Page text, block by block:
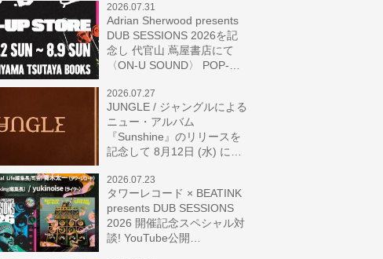
2026.07.31
Adrian Sherwood presents
DUB SESSIONS 2026を記
念し 代官山 蔦屋書店にて
〈ON-U SOUND〉 POP-…
2026.07.27
JUNGLE / ジャングルによる
ニュー・アルバム
『Sunshine』のリリースを
記念して 8月12日 (水) に…
2026.07.23
タワーレコード × BEATINK
presents DUB SESSIONS
2026 開催記念スペシャル対
談! YouTube公開…